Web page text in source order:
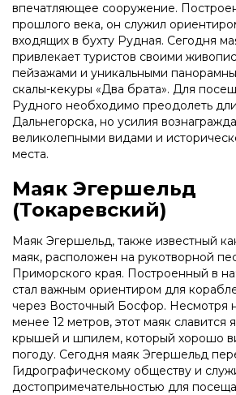
впечатляющее сооружение.
прошлого века, он служил
входящих в бухту Рудная. Сегодня
привлекает туристов своими
пейзажами и уникальными
скалы-кекуры «Два брата». Для
Рудного необходимо преодолеть
Дальнегорска, но усилия
великолепными видами и
места.
Маяк Эгершельд
(Токаревский)
Маяк Эгершельд, также известный
маяк, расположен на рукотворной
Приморского края. Построенный в
стал важным ориентиром для
через Восточный Босфор. Несмотря
менее 12 метров, этот маяк славится
крышей и шпилем, который хорошо
погоду. Сегодня маяк Эгершельд
Гидрографическому обществу и
достопримечательностью для